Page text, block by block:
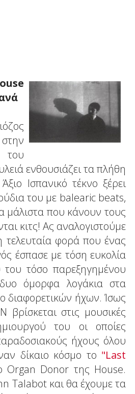
ενθουσιάζει τα πλήθη
Ισπανικό τέκνο ξέρει
του με balearic beats,
μάλιστα που κάνουν τους
κιτς! Ας αναλογιστούμε
φορά που ένας
έσπασε με τόση ευκολία
τόσο παρεξηγημένου
όμορφα λογάκια στα
διαφορετικών ήχων. Ίσως
βρίσκεται στις μουσικές
του οι οποίες
ήχους όλου
δίκαιο κόσμο το "Last
Organ Donor της House.
Talabot και θα έχουμε τα